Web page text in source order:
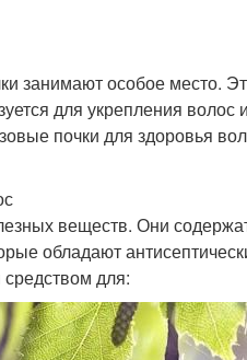
занимают особое место.
для укрепления
почки для здоровья
веществ. Они
обладают
для: